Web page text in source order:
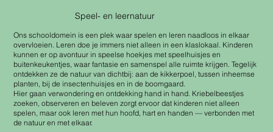
Speel- en leernatuur
Ons schooldomein is een plek waar spelen en leren naadloos in elkaar
overvloeien. Leren doe je immers niet alleen in een klaslokaal. Kinderen
kunnen er op avontuur in speelse hoekjes met speelhuisjes en
buitenkeukentjes, waar fantasie en samenspel alle ruimte krijgen. Tegelijk
ontdekken ze de natuur van dichtbij: aan de kikkerpoel, tussen inheemse
planten, bij de insectenhuisjes en in de boomgaard.
Hier gaan verwondering en ontdekking hand in hand. Kriebelbeestjes
zoeken, observeren en beleven zorgt ervoor dat kinderen niet alleen
spelen, maar ook leren met hun hoofd, hart en handen — verbonden met
de natuur en met elkaar.